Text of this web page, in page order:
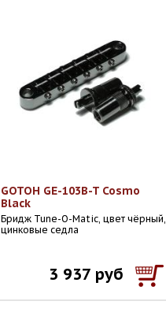
GOTOH GE-103B-T Cosmo
Black
Бридж Tune-O-Matic, цвет чёрный,
цинковые седла
3 937 руб